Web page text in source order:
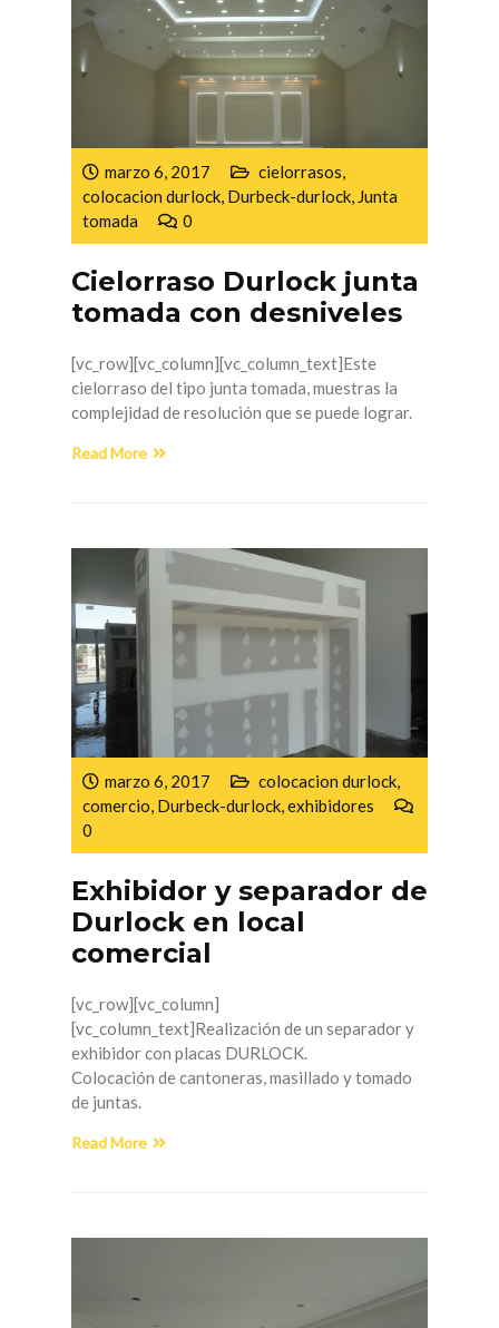
marzo 6, 2017 cielorrasos,
colocacion durlock, Durbeck-durlock, Junta
tomada
0
Cielorraso Durlock junta
tomada con desniveles
[vc_row][vc_column][vc_column_text]Este
cielorraso del tipo junta tomada, muestras la
complejidad de resolución que se puede lograr.
Read More
marzo 6, 2017 colocacion durlock,
comercio, Durbeck-durlock,exhibidores
0
Exhibidor y separador de
Durlock en local
comercial
[vc_row][vc_column]
[vc_column_text]Realización de un separador y
exhibidor con placas DURLOCK.
Colocación de cantoneras, masillado y tomado
de juntas.
Read More